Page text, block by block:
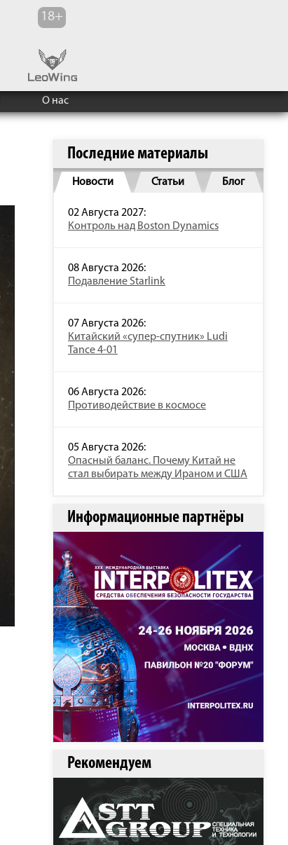
О нас
Последние материалы
Новости Статьи Блог
02 Августа 2027:
Контроль над Boston Dynamics
08 Августа 2026:
Подавление Starlink
07 Августа 2026:
Китайский «супер-спутник» Ludi
Tance 4-01
06 Августа 2026:
Противодействие в космосе
05 Августа 2026:
Опасный баланс. Почему Китай не
стал выбирать между Ираном и США
Информационные партнёры
Рекомендуем